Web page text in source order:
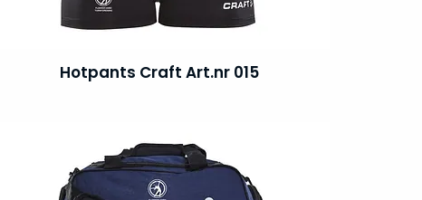
Hotpants Craft Art.nr 015